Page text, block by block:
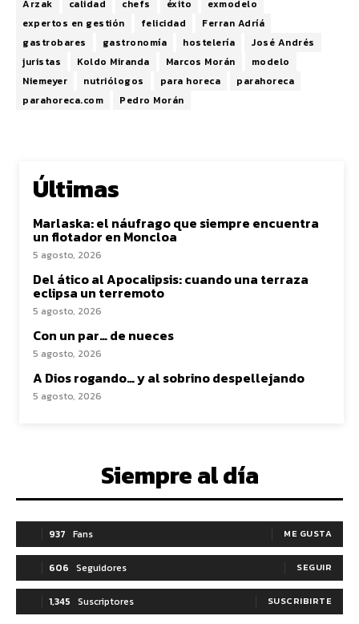
Arzak
calidad chefs éxito
exmodelo
expertos en gestión
felicidad
Ferran Adríá
gastrobares
gastronomía hostelería
José Andrés
juristas
Koldo Miranda Marcos Morán
modelo
Niemeyer
nutriólogos para horeca
parahoreca
parahoreca.com
Pedro Morán
Últimas
Marlaska: el náufrago que siempre encuentra
un flotador en Moncloa
5 agosto, 2026
Del ático al Apocalipsis: cuando una terraza
eclipsa un terremoto
5 agosto, 2026
Con un par… de nueces
5 agosto, 2026
A Dios rogando… y al sobrino despellejando
5 agosto, 2026
Siempre al día
937 Fans ME GUSTA
606 Seguidores SEGUIR
1,345 Suscriptores SUSCRIBIRTE